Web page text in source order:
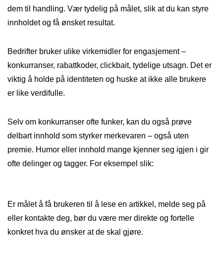
dem til handling. Vær tydelig på målet, slik at du kan styre
innholdet og få ønsket resultat.
Bedrifter bruker ulike virkemidler for engasjement –
konkurranser, rabattkoder, clickbait, tydelige utsagn. Det er
viktig å holde på identiteten og huske at ikke alle brukere
er like verdifulle.
Selv om konkurranser ofte funker, kan du også prøve
delbart innhold som styrker merkevaren – også uten
premie. Humor eller innhold mange kjenner seg igjen i gir
ofte delinger og tagger. For eksempel slik:
Er målet å få brukeren til å lese en artikkel, melde seg på
eller kontakte deg, bør du være mer direkte og fortelle
konkret hva du ønsker at de skal gjøre.